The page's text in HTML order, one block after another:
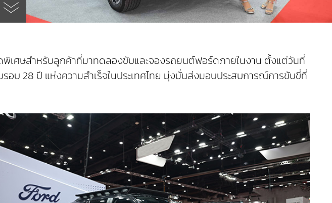
พิเศษสำหรับลูกค้าที่มาทดลองขับและจองรถยนต์ฟอร์ดภายในงาน ตั้งแต่วันที่
บ 28 ปี แห่งความสำเร็จในประเทศไทย มุ่งมั่นส่งมอบประสบการณ์การขับขี่ที่